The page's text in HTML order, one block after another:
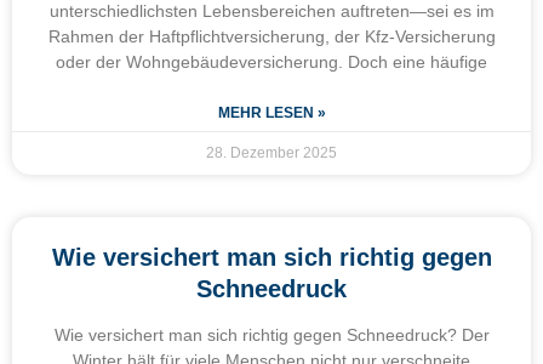
unterschiedlichsten Lebensbereichen auftreten—sei es im
Rahmen der Haftpflichtversicherung, der Kfz-Versicherung
oder der Wohngebäudeversicherung. Doch eine häufige
MEHR LESEN »
28. Dezember 2025
Wie versichert man sich richtig gegen
Schneedruck
Wie versichert man sich richtig gegen Schneedruck? Der